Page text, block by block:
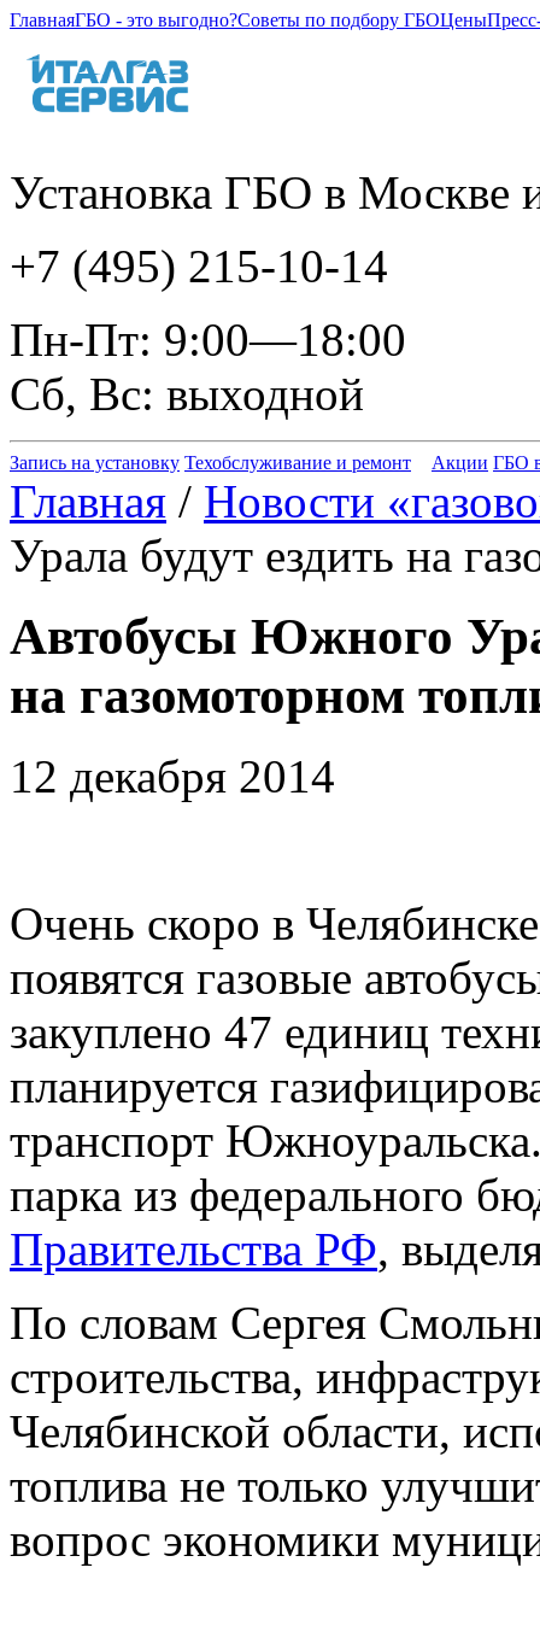
ГлавнаяГБО - это выгодно?Советы по подбору ГБОЦены
Установка ГБО в Москве
+7 (495) 215-10-14
Пн-Пт: 9:00—18:00
Сб, Вс: выходной
Запись на установку Техобслуживание и ремонт Акции ГБО
Главная / Новости
Урала будут ездить на
Автобусы Южного
на газомоторном
12 декабря 2014
Очень скоро в
появятся газовые
закуплено 47 единиц
планируется
транспорт
парка из федерального
Правительства РФ,
По словам Сергея
строительства,
Челябинской области,
топлива не только
вопрос экономики